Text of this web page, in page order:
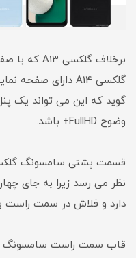
وضوح FullHD+ باشد.
دارد و فلاش در سمت راست